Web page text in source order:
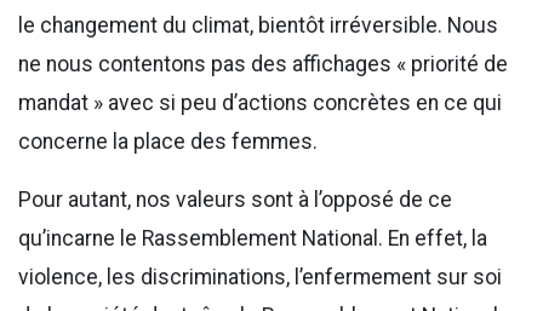
le changement du climat, bientôt irréversible. Nous
ne nous contentons pas des affichages « priorité de
mandat » avec si peu d’actions concrètes en ce qui
concerne la place des femmes.
Pour autant, nos valeurs sont à l’opposé de ce
qu’incarne le Rassemblement National. En effet, la
violence, les discriminations, l’enfermement sur soi